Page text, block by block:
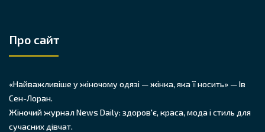
Про сайт
«Найважливіше у жіночому одязі — жінка, яка її носить» — Ів
Сен-Лоран.
Жіночий журнал News Daily: здоров'є, краса, мода і стиль для
сучасних дівчат.